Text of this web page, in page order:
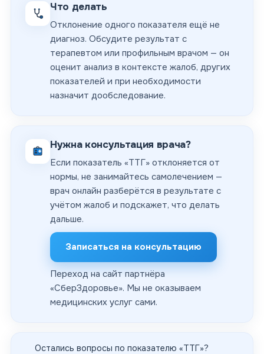
Что делать
Отклонение одного показателя ещё не
диагноз. Обсудите результат с
терапевтом или профильным врачом — он
оценит анализ в контексте жалоб, других
показателей и при необходимости
назначит дообследование.
Нужна консультация врача?
Если показатель «ТТГ» отклоняется от
нормы, не занимайтесь самолечением —
врач онлайн разберётся в результате с
учётом жалоб и подскажет, что делать
дальше.
Записаться на консультацию
Переход на сайт партнёра
«СберЗдоровье». Мы не оказываем
медицинских услуг сами.
Остались вопросы по показателю «ТТГ»?